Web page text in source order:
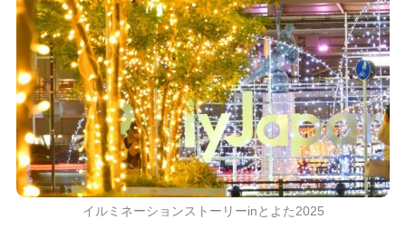
イルミネーションストーリーinとよた2025